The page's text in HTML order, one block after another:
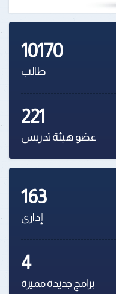
10170
طالب
221
عضو هيئة تدريس
163
إدارى
4
برامج جديدة مميزة